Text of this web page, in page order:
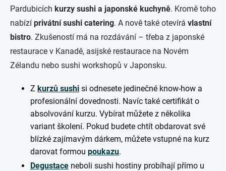
Pardubicích kurzy sushi a japonské kuchyně. Kromě toho
nabízí privátní sushi catering. A nově také otevírá vlastní
bistro. Zkušeností má na rozdávání – třeba z japonské
restaurace v Kanadě, asijské restaurace na Novém
Zélandu nebo sushi workshopů v Japonsku.
Z kurzů sushi si odnesete jedinečné know-how a
profesionální dovednosti. Navíc také certifikát o
absolvování kurzu. Vybírat můžete z několika
variant školení. Pokud budete chtít obdarovat své
blízké zajímavým dárkem, můžete vstupné na kurz
darovat formou poukazu.
Degustace neboli sushi hostiny probíhají přímo u